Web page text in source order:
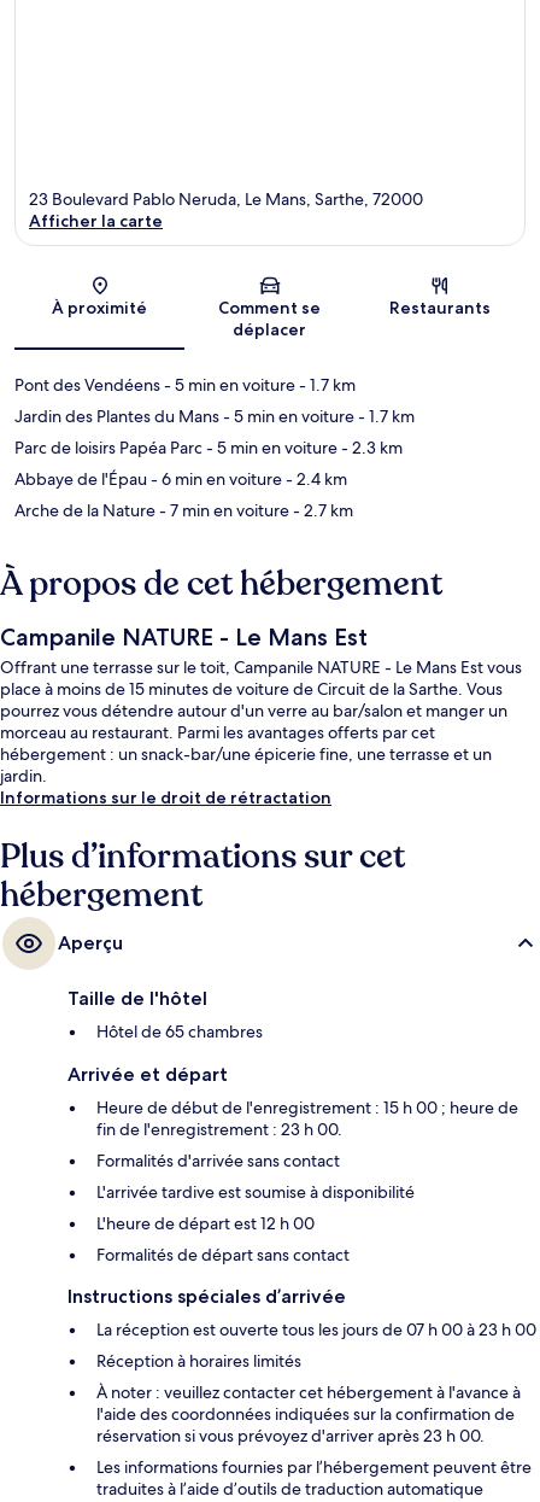
Carte
23 Boulevard Pablo Neruda, Le Mans, Sarthe, 72000
Afficher la carte
À proximité
Comment se
déplacer
Restaurants
Pont des Vendéens- 5 min en voiture- 1.7 km
Jardin des Plantes du Mans- 5 min en voiture- 1.7 km
Parc de loisirs Papéa Parc- 5 min en voiture- 2.3 km
Abbaye de l'Épau- 6 min en voiture- 2.4 km
Arche de la Nature- 7 min en voiture- 2.7 km
À propos de cet hébergement
Campanile NATURE - Le Mans Est
Offrant une terrasse sur le toit, Campanile NATURE - Le Mans Est vous
place à moins de 15 minutes de voiture de Circuit de la Sarthe. Vous
pourrez vous détendre autour d'un verre au bar/salon et manger un
morceau au restaurant. Parmi les avantages offerts par cet
hébergement : un snack-bar/une épicerie fine, une terrasse et un
jardin.
Informations sur le droit de rétractation
Plus d’informations sur cet
hébergement
Aperçu
Taille de l'hôtel
Hôtel de 65 chambres
Arrivée et départ
Heure de début de l'enregistrement : 15 h 00 ; heure de
fin de l'enregistrement : 23 h 00.
Formalités d'arrivée sans contact
L'arrivée tardive est soumise à disponibilité
L'heure de départ est 12 h 00
Formalités de départ sans contact
Instructions spéciales d’arrivée
La réception est ouverte tous les jours de 07 h 00 à 23 h 00
Réception à horaires limités
À noter : veuillez contacter cet hébergement à l'avance à
l'aide des coordonnées indiquées sur la confirmation de
réservation si vous prévoyez d'arriver après 23 h 00.
Les informations fournies par l’hébergement peuvent être
traduites à l’aide d’outils de traduction automatique